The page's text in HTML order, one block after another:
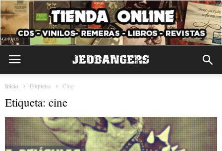
Inicio Etiquetas Cine
Etiqueta: cine